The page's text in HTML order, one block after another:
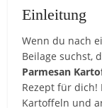
Einleitung
Wenn du nach
Beilage suchst,
Parmesan
Rezept für dich!
Kartoffeln und